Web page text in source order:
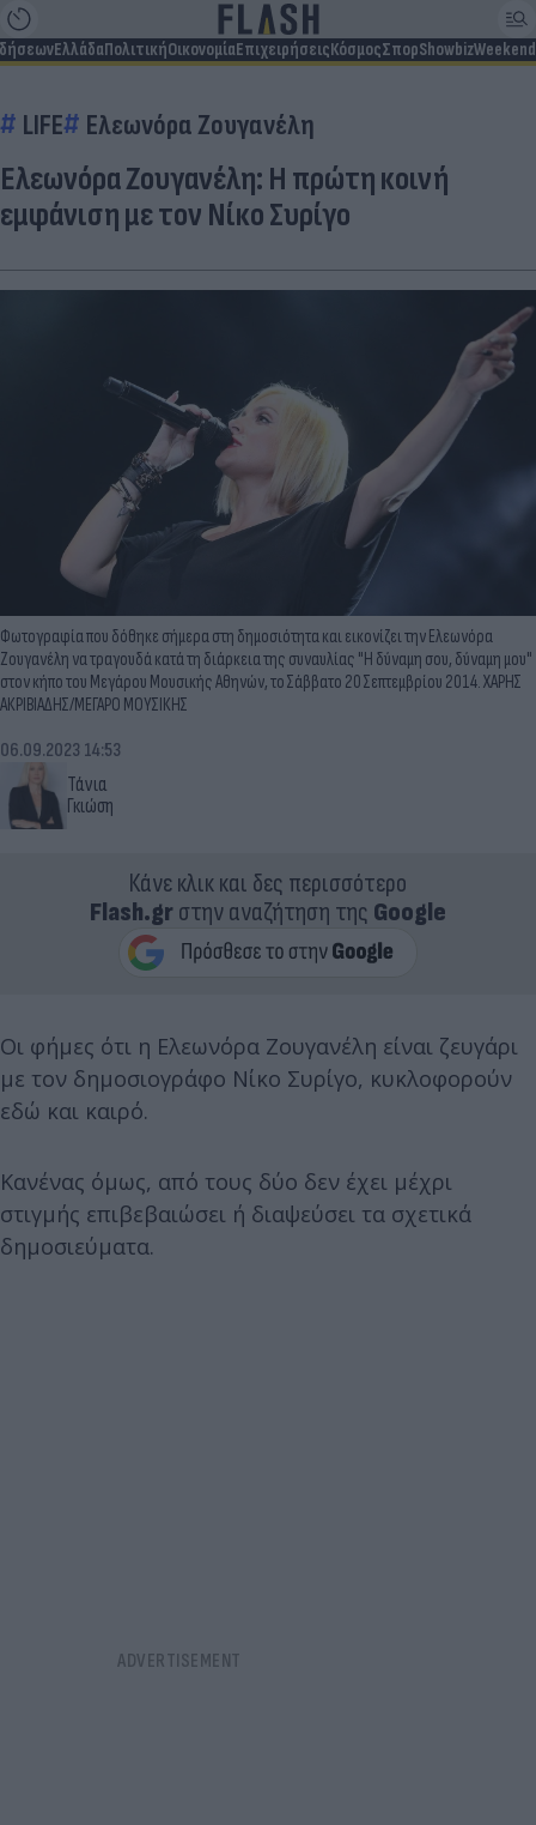
ΕλλάδαΠολιτικήΟικονομίαΕπιχειρήσειςΚόσμοςΣπορShowbizWeekend
LIFE Ελεωνόρα Ζουγανέλη
Ελεωνόρα Ζουγανέλη: Η πρώτη κοινή
εμφάνιση με τον Νίκο Συρίγο
Φωτογραφία που δόθηκε σήμερα στη δημοσιότητα και εικονίζει την Ελεωνόρα
Ζουγανέλη να τραγουδά κατά τη διάρκεια της συναυλίας "Η δύναμη σου, δύναμη μου"
στον κήπο του Μεγάρου Μουσικής Αθηνών, το Σάββατο 20 Σεπτεμβρίου 2014. ΧΑΡΗΣ
ΑΚΡΙΒΙΑΔΗΣ/ΜΕΓΑΡΟ ΜΟΥΣΙΚΗΣ
Τάνια
Γκιώση
06.09.2023 14:53
Κάνε κλικ και δες περισσότερο
Flash.grστην αναζήτηση της Google
Οι φήμες ότι η Ελεωνόρα Ζουγανέλη είναι ζευγάρι
με τον δημοσιογράφο Νίκο Συρίγο, κυκλοφορούν
εδώ και καιρό.
Κανένας όμως, από τους δύο δεν έχει μέχρι
στιγμής επιβεβαιώσει ή διαψεύσει τα σχετικά
δημοσιεύματα.